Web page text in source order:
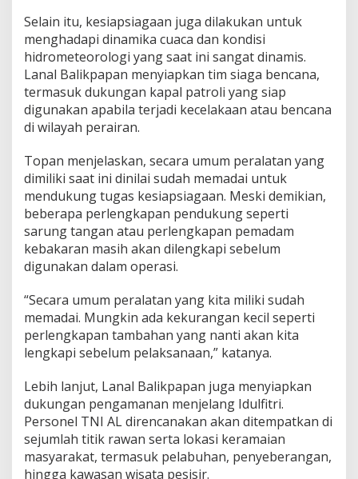
Selain itu, kesiapsiagaan juga dilakukan untuk
menghadapi dinamika cuaca dan kondisi
hidrometeorologi yang saat ini sangat dinamis.
Lanal Balikpapan menyiapkan tim siaga bencana,
termasuk dukungan kapal patroli yang siap
digunakan apabila terjadi kecelakaan atau bencana
di wilayah perairan.
Topan menjelaskan, secara umum peralatan yang
dimiliki saat ini dinilai sudah memadai untuk
mendukung tugas kesiapsiagaan. Meski demikian,
beberapa perlengkapan pendukung seperti
sarung tangan atau perlengkapan pemadam
kebakaran masih akan dilengkapi sebelum
digunakan dalam operasi.
“Secara umum peralatan yang kita miliki sudah
memadai. Mungkin ada kekurangan kecil seperti
perlengkapan tambahan yang nanti akan kita
lengkapi sebelum pelaksanaan,” katanya.
Lebih lanjut, Lanal Balikpapan juga menyiapkan
dukungan pengamanan menjelang Idulfitri.
Personel TNI AL direncanakan akan ditempatkan di
sejumlah titik rawan serta lokasi keramaian
masyarakat, termasuk pelabuhan, penyeberangan,
hingga kawasan wisata pesisir.